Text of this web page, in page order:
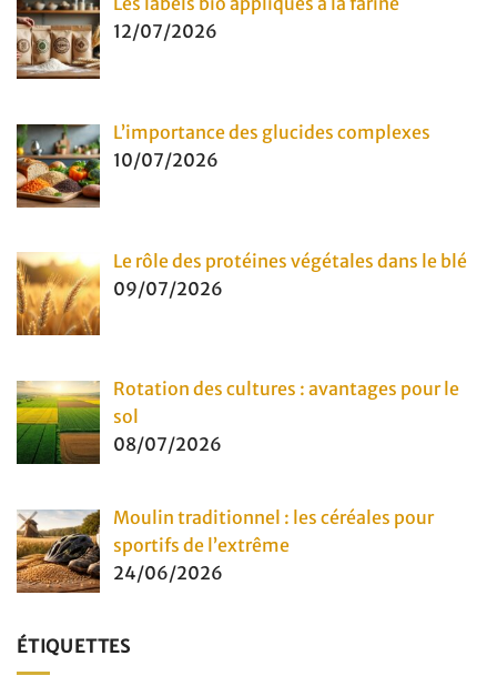
12/07/2026
L’importance des glucides complexes
10/07/2026
Le rôle des protéines végétales dans le blé
09/07/2026
Rotation des cultures : avantages pour le
sol
08/07/2026
Moulin traditionnel : les céréales pour
sportifs de l’extrême
24/06/2026
ÉTIQUETTES